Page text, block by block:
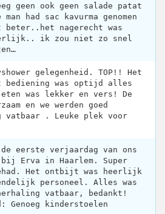
geen ook geen salade patat
had sac kavurma genomen
beter..het nagerecht was
ik zou niet zo snel
gelegenheid. TOP!! Het
bediening was optijd alles
was lekker en vers! De
en we werden goed
vatbaar . Leuke plek voor
de eerste verjaardag van ons
Erva in Haarlem. Super
Het ontbijt was heerlijk
personeel. Alles was
vatbaar, bedankt!
kinderstoelen